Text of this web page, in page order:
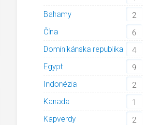
Bahamy
2
Čína
6
Dominikánska republika
4
Egypt
9
Indonézia
2
Kanada
1
Kapverdy
2